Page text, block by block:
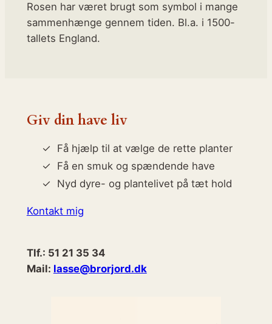
Rosen har været brugt som symbol i mange
sammenhænge gennem tiden. Bl.a. i 1500-
tallets England.
Giv din have liv
Få hjælp til at vælge de rette planter
Få en smuk og spændende have
Nyd dyre- og plantelivet på tæt hold
Kontakt mig
Tlf.: 51 21 35 34
Mail: lasse@brorjord.dk